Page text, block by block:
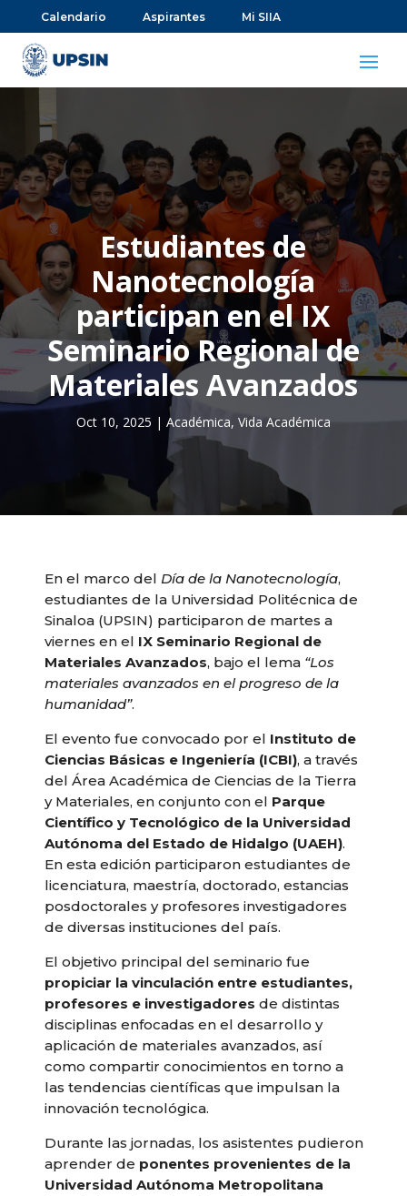
Calendario Aspirantes Mi SIIA
Estudiantes de
Nanotecnología
participan en el IX
Seminario Regional de
Materiales Avanzados
Oct 10, 2025 | Académica, Vida Académica
En el marco del Día de la Nanotecnología,
estudiantes de la Universidad Politécnica de
Sinaloa (UPSIN) participaron de martes a
viernes en el IX Seminario Regional de
Materiales Avanzados, bajo el lema “Los
materiales avanzados en el progreso de la
humanidad”.
El evento fue convocado por el Instituto de
Ciencias Básicas e Ingeniería (ICBI), a través
del Área Académica de Ciencias de la Tierra
y Materiales, en conjunto con el Parque
Científico y Tecnológico de la Universidad
Autónoma del Estado de Hidalgo (UAEH).
En esta edición participaron estudiantes de
licenciatura, maestría, doctorado, estancias
posdoctorales y profesores investigadores
de diversas instituciones del país.
El objetivo principal del seminario fue
propiciar la vinculación entre estudiantes,
profesores e investigadores de distintas
disciplinas enfocadas en el desarrollo y
aplicación de materiales avanzados, así
como compartir conocimientos en torno a
las tendencias científicas que impulsan la
innovación tecnológica.
Durante las jornadas, los asistentes pudieron
aprender de ponentes provenientes de la
Universidad Autónoma Metropolitana